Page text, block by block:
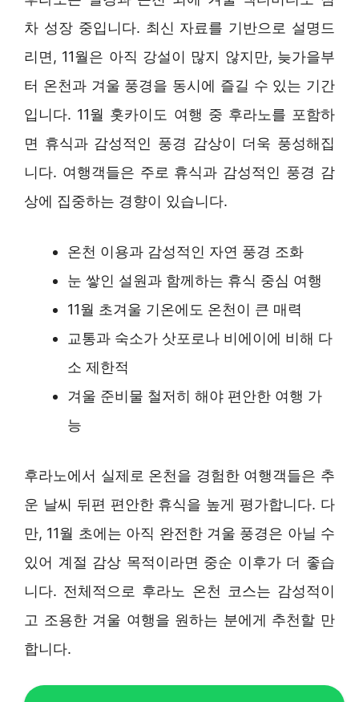
차 성장 중입니다. 최신 자료를 기반으로 설명드
리면, 11월은 아직 강설이 많지 않지만, 늦가을부
터 온천과 겨울 풍경을 동시에 즐길 수 있는 기간
입니다. 11월 홋카이도 여행 중 후라노를 포함하
면 휴식과 감성적인 풍경 감상이 더욱 풍성해집
니다. 여행객들은 주로 휴식과 감성적인 풍경 감
상에 집중하는 경향이 있습니다.
온천 이용과 감성적인 자연 풍경 조화
눈 쌓인 설원과 함께하는 휴식 중심 여행
11월 초겨울 기온에도 온천이 큰 매력
교통과 숙소가 삿포로나 비에이에 비해 다
소 제한적
겨울 준비물 철저히 해야 편안한 여행 가
능
후라노에서 실제로 온천을 경험한 여행객들은 추
운 날씨 뒤편 편안한 휴식을 높게 평가합니다. 다
만, 11월 초에는 아직 완전한 겨울 풍경은 아닐 수
있어 계절 감상 목적이라면 중순 이후가 더 좋습
니다. 전체적으로 후라노 온천 코스는 감성적이
고 조용한 겨울 여행을 원하는 분에게 추천할 만
합니다.